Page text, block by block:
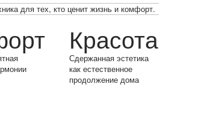
для тех, кто ценит жизнь и комфорт.
Красота
Сдержанная эстетика
как естественное
продолжение дома